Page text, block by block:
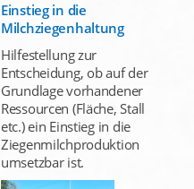
Einstieg in die
Milchziegenhaltung
Hilfestellung zur
Entscheidung, ob auf der
Grundlage vorhandener
Ressourcen (Fläche, Stall
etc.) ein Einstieg in die
Ziegenmilchproduktion
umsetzbar ist.